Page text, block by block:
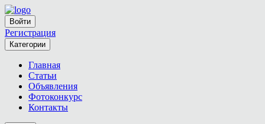
Войти
Регистрация
Категории
Главная
Статьи
Объявления
Фотоконкурс
Контакты